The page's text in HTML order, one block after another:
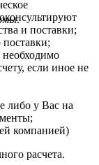
и поставки;
необходимо
если иное не
либо у Вас на
компанией)
расчета.